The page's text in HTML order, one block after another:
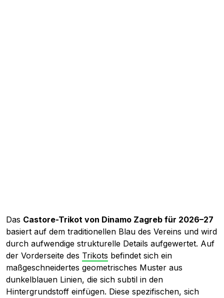
Das Castore-Trikot von Dinamo Zagreb für 2026–27
basiert auf dem traditionellen Blau des Vereins und wird
durch aufwendige strukturelle Details aufgewertet. Auf
der Vorderseite des Trikots befindet sich ein
maßgeschneidertes geometrisches Muster aus
dunkelblauen Linien, die sich subtil in den
Hintergrundstoff einfügen. Diese spezifischen, sich